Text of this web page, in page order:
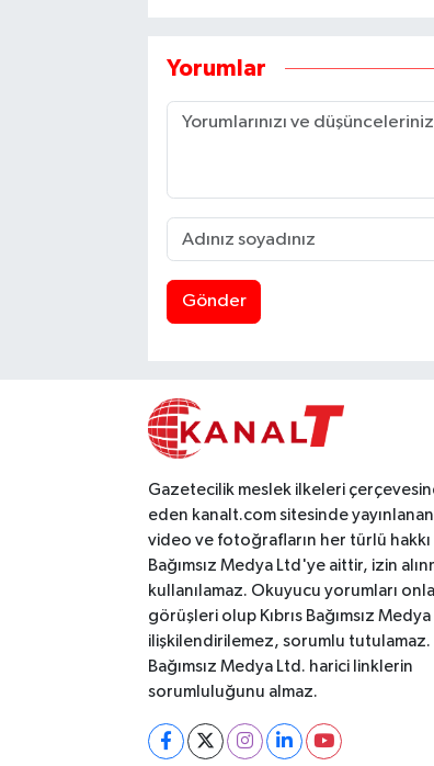
Yorumlar
Gönder
Gazetecilik meslek ilkeleri
eden kanalt.com sitesinde
video ve fotoğrafların her türlü hakkı
Bağımsız Medya Ltd'ye aittir, izin
kullanılamaz. Okuyucu yorumları
görüşleri olup Kıbrıs Bağımsız
ilişkilendirilemez, sorumlu tutulamaz.
Bağımsız Medya Ltd. harici linklerin
sorumluluğunu almaz.